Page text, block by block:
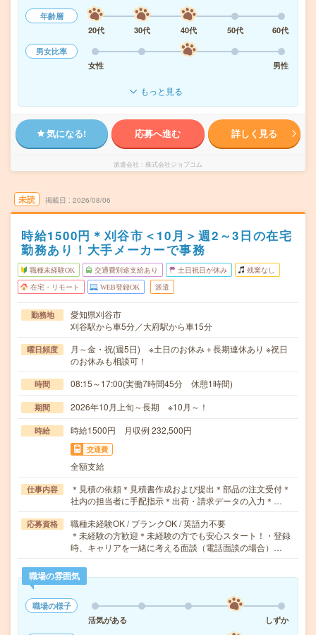
年齢層
20代
30代 40代 50代
60代
男女比率
女性
男性
もっと見る
気になる! 応募へ進む 詳しく見る
派遣会社 株式会社ジョブコム
未読 掲載日 2026/08/06
時給1500円＊刈谷市＜10月＞週2～3日の在宅
勤務あり！大手メーカーで事務
職種未経験OK 交通費別途支給あり 土日祝日が休み 残業なし
在宅・リモート WEB登録OK 派遣
勤務地
愛知県刈谷市
刈谷駅から車5分／大府駅から車15分
曜日頻度
月～金・祝(週5日) ※土日のお休み＋長期連休あり ※祝日
のお休みも相談可！
時間 08:15～17:00(実働7時間45分 休憩1時間)
期間 2026年10月上旬～長期 ※10月～！
時給 時給1500円 月収例 232,500円
交通費
全額支給
仕事内容
＊見積の依頼＊見積書作成および提出＊部品の注文受付＊
社内の担当者に手配指示＊出荷・請求データの入力＊…
応募資格
職種未経験OK / ブランクOK / 英語力不要
＊未経験の方歓迎＊未経験の方でも安心スタート！・登録
時、キャリアを一緒に考える面談（電話面談の場合）…
職場の雰囲気
職場の様子
活気がある
しずか